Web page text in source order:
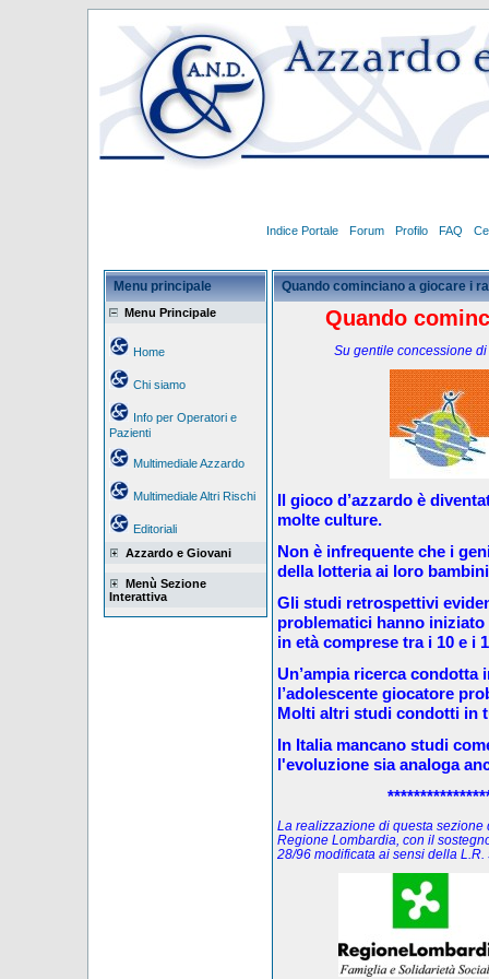
Indice Portale Forum Profilo FAQ
Menu principale
Menu Principale
Home
Chi siamo
Info per Operatori e
Pazienti
Multimediale Azzardo
Multimediale Altri Rischi
Editoriali
Azzardo e Giovani
Menù Sezione
Interattiva
Quando cominciano a giocare i
Quando
Su gentile concessione
Il gioco d’azzardo è
molte culture.
Non è infrequente che i
della lotteria ai loro
Gli studi retrospettivi
problematici hanno
in età comprese tra i 10 e i
Un’ampia ricerca condotta
l’adolescente giocatore
Molti altri studi condotti in
In Italia mancano studi
l'evoluzione sia analoga
La realizzazione di questa sezione
Regione Lombardia, con il
28/96 modificata ai sensi della